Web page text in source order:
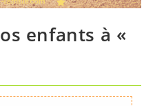
enfants à «